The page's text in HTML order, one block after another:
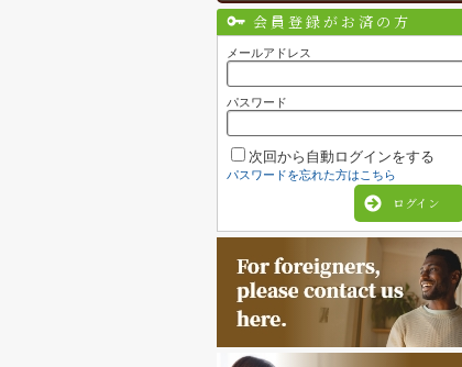
会員登録がお済の方
メールアドレス
パスワード
次回から自動ログインをする
パスワードを忘れた方はこちら
ログイン